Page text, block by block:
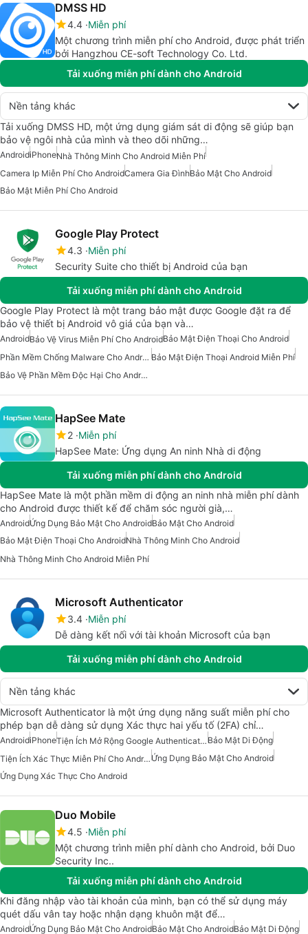
DMSS HD
4.4 Miễn phí
Một chương trình miễn phí cho Android, được phát triển
bởi Hangzhou CE-soft Technology Co. Ltd.
Tải xuống miễn phí dành cho Android
Nền tảng khác
Tải xuống DMSS HD, một ứng dụng giám sát di động sẽ giúp bạn
bảo vệ ngôi nhà của mình và theo dõi những…
AndroidiPhoneNhà Thông Minh Cho Android Miễn Phí
Camera Ip Miễn Phí Cho AndroidCamera Gia ĐìnhBảo Mật Cho Android
Bảo Mật Miễn Phí Cho Android
Google Play Protect
4.3 Miễn phí
Security Suite cho thiết bị Android của bạn
Tải xuống miễn phí dành cho Android
Google Play Protect là một trang bảo mật được Google đặt ra để
bảo vệ thiết bị Android vô giá của bạn và…
AndroidBảo Vệ Virus Miễn Phí Cho AndroidBảo Mật Điện Thoại Cho Android
Phần Mềm Chống Malware Cho Android Bảo Mật Điện Thoại Android Miễn Phí
Bảo Vệ Phần Mềm Độc Hại Cho Android
HapSee Mate
2 Miễn phí
HapSee Mate: Ứng dụng An ninh Nhà di động
Tải xuống miễn phí dành cho Android
HapSee Mate là một phần mềm di động an ninh nhà miễn phí dành
cho Android được thiết kế để chăm sóc người già,…
AndroidỨng Dụng Bảo Mật Cho AndroidBảo Mật Cho Android
Bảo Mật Điện Thoại Cho AndroidNhà Thông Minh Cho Android
Nhà Thông Minh Cho Android Miễn Phí
Microsoft Authenticator
3.4 Miễn phí
Dễ dàng kết nối với tài khoản Microsoft của bạn
Tải xuống miễn phí dành cho Android
Nền tảng khác
Microsoft Authenticator là một ứng dụng năng suất miễn phí cho
phép bạn dễ dàng sử dụng Xác thực hai yếu tố (2FA) chỉ…
AndroidiPhone Tiện Ích Mở Rộng Google Authenticator Cho Android Bảo Mật Di Động
Tiện Ích Xác Thực Miễn Phí Cho Android Ứng Dụng Bảo Mật Cho Android
Ứng Dụng Xác Thực Cho Android
Duo Mobile
4.5 Miễn phí
Một chương trình miễn phí dành cho Android, bởi Duo
Security Inc..
Tải xuống miễn phí dành cho Android
Khi đăng nhập vào tài khoản của mình, bạn có thể sử dụng máy
quét dấu vân tay hoặc nhận dạng khuôn mặt để…
AndroidỨng Dụng Bảo Mật Cho AndroidBảo Mật Cho AndroidBảo Mật Di Động